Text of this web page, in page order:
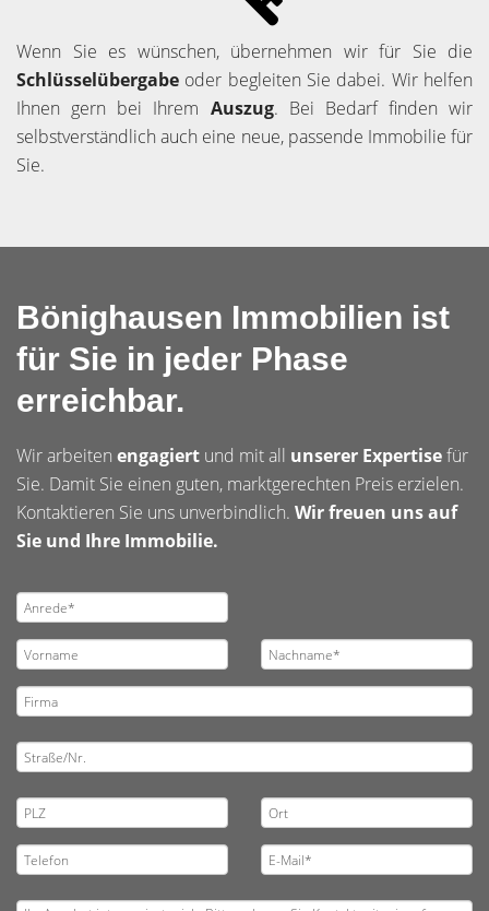
Wenn Sie es wünschen, übernehmen wir für Sie die
Schlüsselübergabe oder begleiten Sie dabei. Wir helfen
Ihnen gern bei Ihrem Auszug. Bei Bedarf finden wir
selbstverständlich auch eine neue, passende Immobilie für
Sie.
Bönighausen Immobilien ist
für Sie in jeder Phase
erreichbar.
Wir arbeiten engagiert und mit all unserer Expertisefür
Sie. Damit Sie einen guten, marktgerechten Preis erzielen.
Kontaktieren Sie uns unverbindlich. Wir freuen uns auf
Sie und Ihre Immobilie.